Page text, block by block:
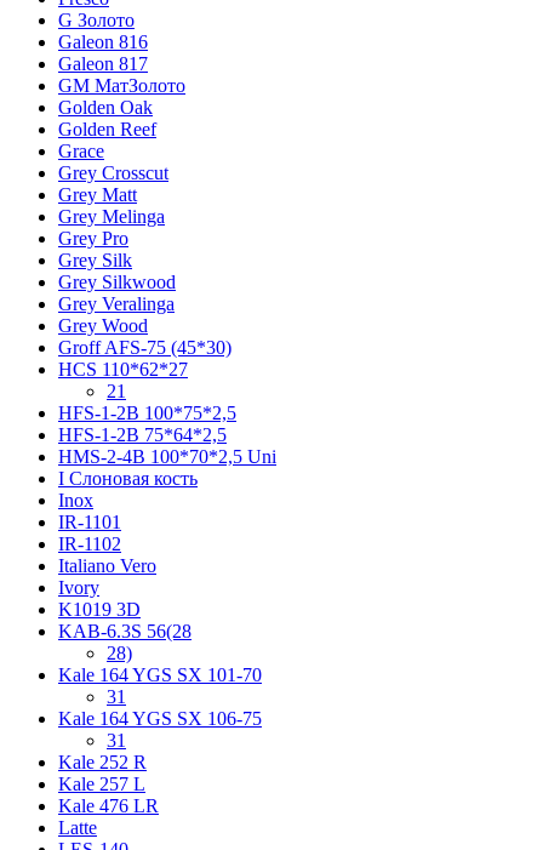
G Золото
Galeon 816
Galeon 817
GM МатЗолото
Golden Oak
Golden Reef
Grace
Grey Crosscut
Grey Matt
Grey Melinga
Grey Pro
Grey Silk
Grey Silkwood
Grey Veralinga
Grey Wood
Groff AFS-75 (45*30)
HCS 110*62*27
21
HFS-1-2B 100*75*2,5
HFS-1-2B 75*64*2,5
HMS-2-4B 100*70*2,5 Uni
I Слоновая кость
Inox
IR-1101
IR-1102
Italiano Vero
Ivory
K1019 3D
KAB-6.3S 56(28
28)
Kale 164 YGS SX 101-70
31
Kale 164 YGS SX 106-75
31
Kale 252 R
Kale 257 L
Kale 476 LR
Latte